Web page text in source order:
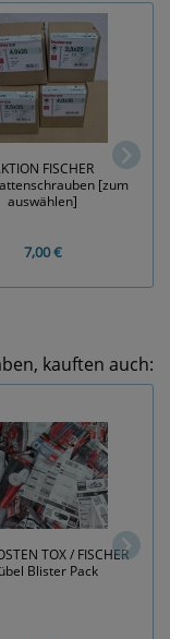
FISCHER
[zum
auswählen]
7,00 €
kauften auch:
TOX / FISCHER
Blister Pack